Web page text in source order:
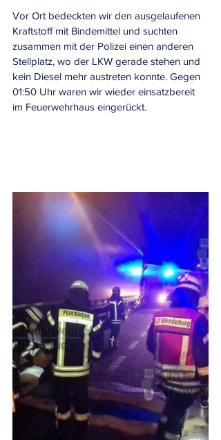
Vor Ort bedeckten wir den ausgelaufenen
Kraftstoff mit Bindemittel und suchten
zusammen mit der Polizei einen anderen
Stellplatz, wo der LKW gerade stehen und
kein Diesel mehr austreten konnte. Gegen
01:50 Uhr waren wir wieder einsatzbereit
im Feuerwehrhaus eingerückt.